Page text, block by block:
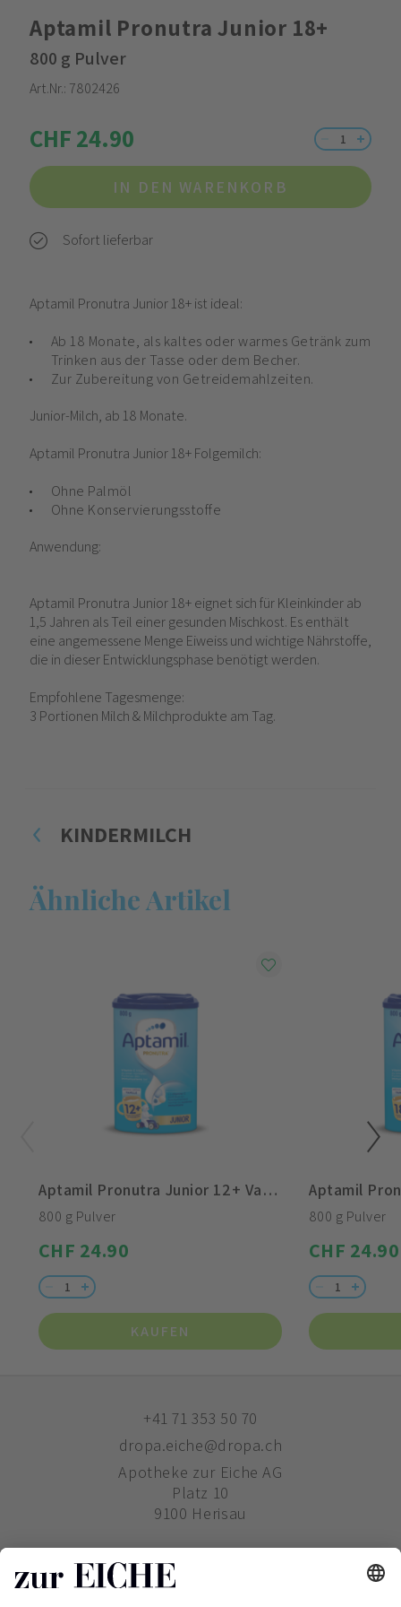
Aptamil Pronutra Junior 18+
800 g Pulver
Art.Nr.: 7802426
CHF 24.90
IN DEN WARENKORB
Sofort lieferbar
Aptamil Pronutra Junior 18+ ist ideal:
Ab 18 Monate, als kaltes oder warmes Getränk zum
Trinken aus der Tasse oder dem Becher.
Zur Zubereitung von Getreidemahlzeiten.
Junior-Milch, ab 18 Monate.
Aptamil Pronutra Junior 18+ Folgemilch:
Ohne Palmöl
Ohne Konservierungsstoffe
Anwendung:
Aptamil Pronutra Junior 18+ eignet sich für Kleinkinder ab
1,5 Jahren als Teil einer gesunden Mischkost. Es enthält
eine angemessene Menge Eiweiss und wichtige Nährstoffe,
die in dieser Entwicklungsphase benötigt werden.
Empfohlene Tagesmenge:
3 Portionen Milch & Milchprodukte am Tag.
KINDERMILCH
Ähnliche Artikel
Aptamil Pronutra Junior 12+ Vanille
800 g Pulver
CHF 24.90
KAUFEN
800 g Pulver
CHF 24.90
+41 71 353 50 70
dropa.eiche@dropa.ch
Apotheke zur Eiche AG
Platz 10
9100 Herisau
ZUR EICHE